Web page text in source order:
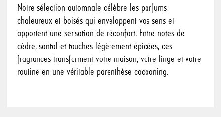
Notre sélection automnale célèbre les parfums
chaleureux et boisés qui enveloppent vos sens et
apportent une sensation de réconfort. Entre notes de
cèdre, santal et touches légèrement épicées, ces
fragrances transforment votre maison, votre linge et votre
routine en une véritable parenthèse cocooning.